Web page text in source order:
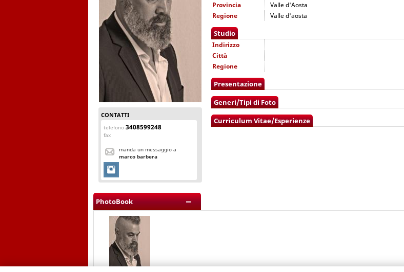
CONTATTI
telefono 3408599248
fax
manda un messaggio a
marco barbera
Provincia
Valle d'Aosta
Regione
Valle d'aosta
Studio
Indirizzo
Città
Regione
Presentazione
Generi/Tipi di Foto
Curriculum Vitae/Esperienze
PhotoBook